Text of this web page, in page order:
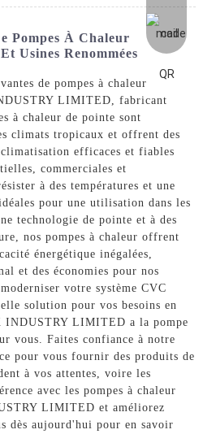
Pompes À Chaleur
Usines Renommées
de pompes à chaleur
LIMITED, fabricant
à chaleur de pointe sont
climats tropicaux et offrent des
efficaces et fiables
commerciales et
à des températures et une
pour une utilisation dans les
technologie de pointe et à des
nos pompes à chaleur offrent
énergétique inégalées,
et des économies pour nos
votre système CVC
solution pour vos besoins en
LIMITED a la pompe
vous. Faites confiance à notre
pour vous fournir des produits de
à vos attentes, voire les
avec les pompes à chaleur
LIMITED et améliorez
dès aujourd'hui pour en savoir